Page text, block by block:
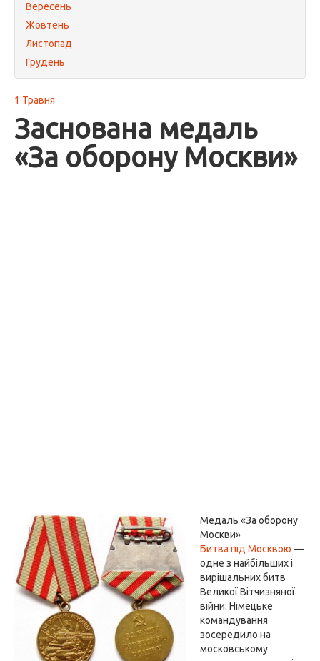
Вересень
Жовтень
Листопад
Грудень
1 Травня
Заснована медаль
«За оборону Москви»
Медаль «За оборону
Москви»
Битва під Москвою —
одне з найбільших і
вирішальних битв
Великої Вітчизняної
війни. Німецьке
командування
зосередило на
московському